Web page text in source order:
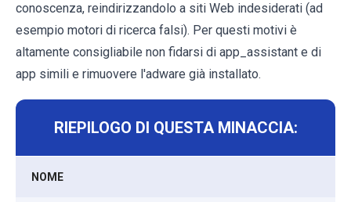
conoscenza, reindirizzandolo a siti Web indesiderati (ad
esempio motori di ricerca falsi). Per questi motivi è
altamente consigliabile non fidarsi di app_assistant e di
app simili e rimuovere l'adware già installato.
RIEPILOGO DI QUESTA MINACCIA:
NOME